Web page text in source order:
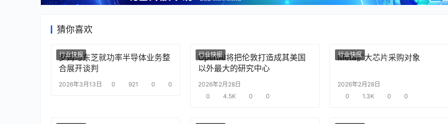
猜你喜欢
行业快报
罗姆与东芝就功率半导体业务整
合展开谈判
2026年3月13日 0 921 0 0
行业快报
OpenAI将把伦敦打造成其美国
以外最大的研究中心
2026年2月28日
0
4.5K 0 0
行业快报
Meta扩大芯片采购对象
2026年2月28日
0
1.3K 0 0